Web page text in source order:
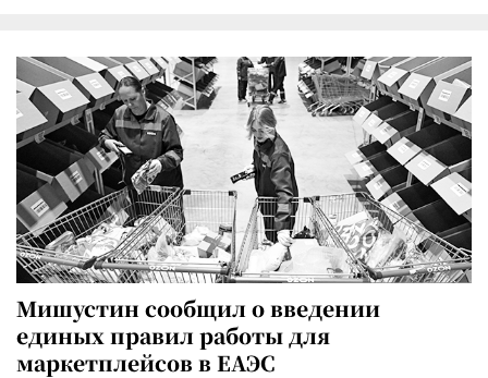
Мишустин сообщил о введении
единых правил работы для
маркетплейсов в ЕАЭС